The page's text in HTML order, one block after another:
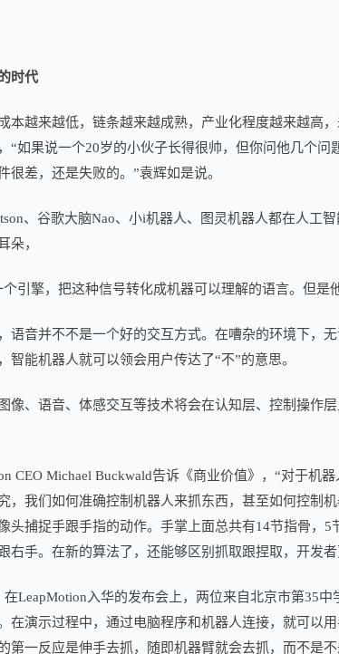
时代
本越来越低，链条越来越成熟，产业化程度越来越高
“如果说一个20岁的小伙子长得很帅，但你问他几个
很差，还是失败的。”袁辉如是说。
、谷歌大脑Nao、小i机器人、图灵机器人都在人工
朵，
个引擎，把这种信号转化成机器可以理解的语言。但是
语音并不不是一个好的交互方式。在嘈杂的环境下，
智能机器人就可以领会用户传达了“不”的意思。
像、语音、体感交互等技术将会在认知层、控制操作
CEO Michael Buckwald告诉《商业价值》，“对于机
，我们如何准确控制机器人来抓东西，甚至如何控制
头捕捉手跟手指的动作。手掌上面总共有14节指骨，5
右手。在新的算法了，还能够区别抓取跟捏取，开发
在LeapMotion入华的发布会上，两位来自北京市第35
在演示过程中，通过电脑程序和机器人连接，就可以
第一反应是伸手去抓，随即机器臂就会去抓，而不是